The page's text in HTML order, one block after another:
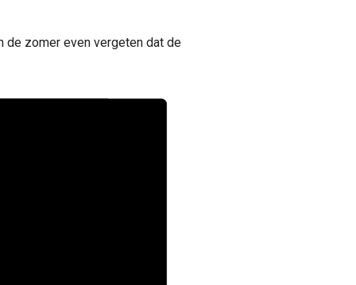
de zomer even vergeten dat de